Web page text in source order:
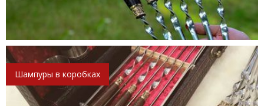
Шампуры в коробках